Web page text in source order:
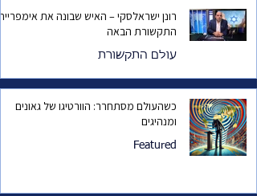
רונן ישראלסקי – האיש שבונה את
התקשורת הבאה
עולם התקשורת
כשהעולם מסתחרר: הוורטיגו של גאונים
ומנהיגים
Featured